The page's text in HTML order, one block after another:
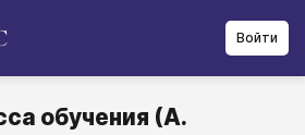
Войти
обучения (А.